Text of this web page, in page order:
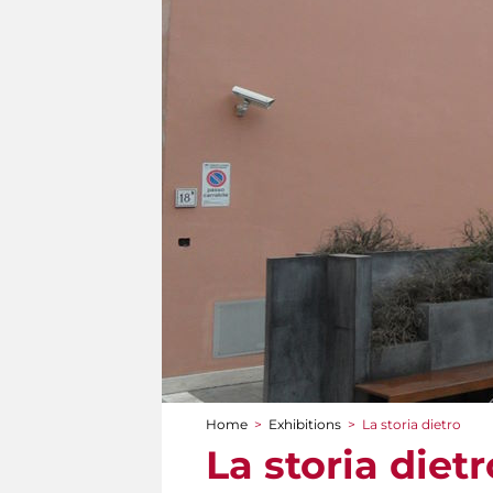
You are here
Home > Exhibitions > La storia dietro
La storia